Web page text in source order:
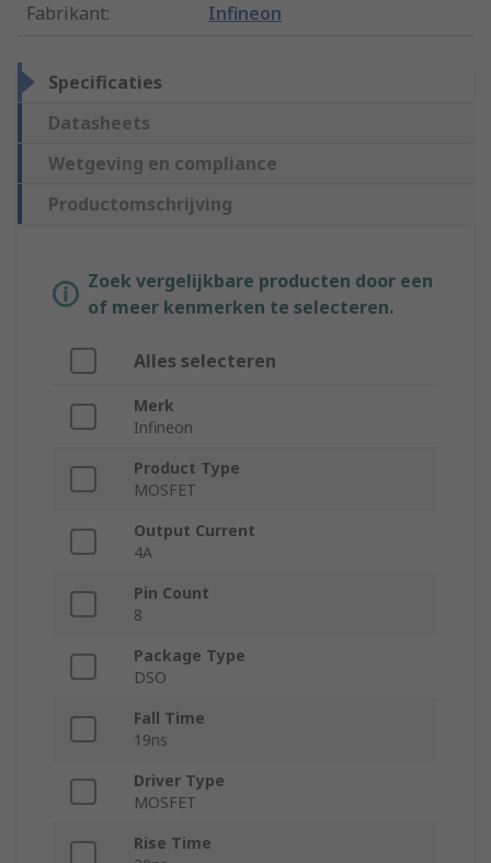
Fabrikant: Infineon
Specificaties
Datasheets
Wetgeving en compliance
Productomschrijving
Zoek vergelijkbare producten door een
of meer kenmerken te selecteren.
Alles selecteren
Merk
Infineon
Product Type
MOSFET
Output Current
4A
Pin Count
8
Package Type
DSO
Fall Time
19ns
Driver Type
MOSFET
Rise Time